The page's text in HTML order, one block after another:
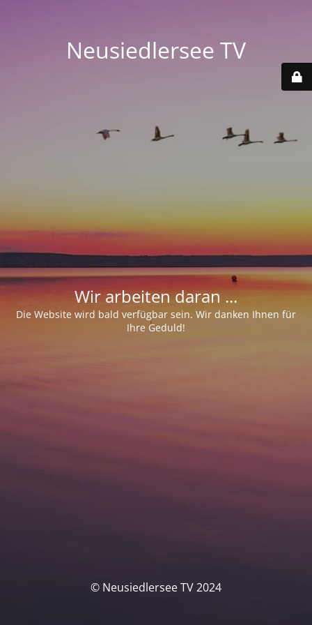
Neusiedlersee TV
Wir arbeiten daran ...
Die Website wird bald verfügbar sein. Wir danken Ihnen für
Ihre Geduld!
© Neusiedlersee TV 2024